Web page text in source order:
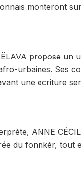
monteront
propose un
urbaines. Ses
une écriture
ANNE
du fonnkèr, tout